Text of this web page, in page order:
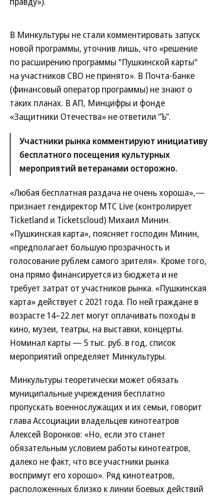
В Минкультуры не стали комментировать запуск
новой программы, уточнив лишь, что «решение
по расширению программы "Пушкинской карты"
на участников СВО не принято». В Почта-банке
(финансовый оператор программы) не знают о
таких планах. В АП, Минцифры и фонде
«Защитники Отечества» не ответили “Ъ”.
Участники рынка комментируют инициативу
бесплатного посещения культурных
мероприятий ветеранами осторожно.
«Любая бесплатная раздача не очень хороша»,—
признает гендиректор МТС Live (контролирует
Ticketland и Ticketscloud) Михаил Минин.
«Пушкинская карта», поясняет господин Минин,
«предполагает большую прозрачность и
голосование рублем самого зрителя». Кроме того,
она прямо финансируется из бюджета и не
требует затрат от участников рынка. «Пушкинская
карта» действует с 2021 года. По ней граждане в
возрасте 14–22 лет могут оплачивать походы в
кино, музеи, театры, на выставки, концерты.
Номинал карты — 5 тыс. руб. в год, список
мероприятий определяет Минкультуры.
Минкультуры теоретически может обязать
муниципальные учреждения бесплатно
пропускать военнослужащих и их семьи, говорит
глава Ассоциации владельцев кинотеатров
Алексей Воронков: «Но, если это станет
обязательным условием работы кинотеатров,
далеко не факт, что все участники рынка
воспримут его хорошо». Ряд кинотеатров,
расположенных близко к линии боевых действий